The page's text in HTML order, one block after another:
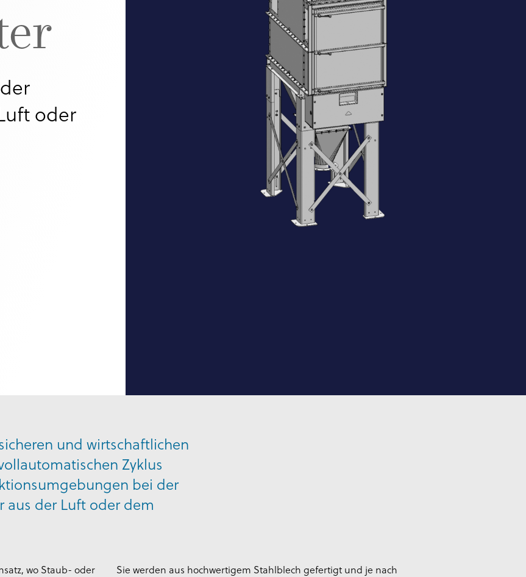
Explosionsschutz
oder
und wirtschaftlichen
Zyklus
bei der
aus der Luft oder dem
wo Staub- oder
Sie werden aus hochwertigem Stahlblech gefertigt und je nach